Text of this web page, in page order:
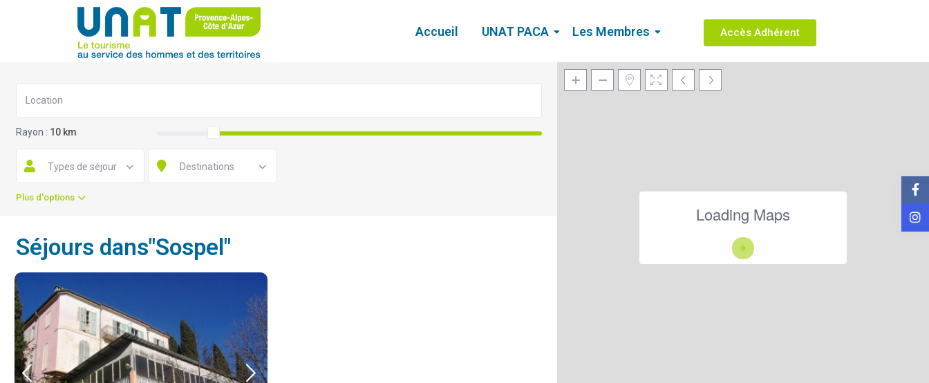
Accueil UNAT PACA Les Membres Accès Adhérent
Loading Maps
Rayon : 10 km
Types de séjour Destinations
Plus d'options
Séjours dans"Sospel"